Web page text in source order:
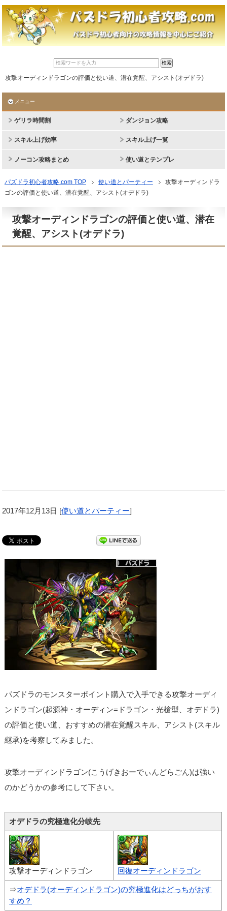
攻撃オーディンドラゴンの評価と使い道、潜在覚醒、アシスト(オデドラ)
メニュー
ゲリラ時間割 ダンジョン攻略
スキル上げ効率 スキル上げ一覧
ノーコン攻略まとめ 使い道とテンプレ
パズドラ初心者攻略.com TOP 使い道とパーティー
攻撃オーディンドラ
ゴンの評価と使い道、潜在覚醒、アシスト(オデドラ)
攻撃オーディンドラゴンの評価と使い道、潜在
覚醒、アシスト(オデドラ)
2017年12月13日 [使い道とパーティー]
パズドラのモンスターポイント購入で入手できる攻撃オーディ
ンドラゴン(起源神・オーディン=ドラゴン・光槍型、オデドラ)
の評価と使い道、おすすめの潜在覚醒スキル、アシスト(スキル
継承)を考察してみました。
攻撃オーディンドラゴン(こうげきおーでぃんどらごん)は強い
のかどうかの参考にして下さい。
オデドラの究極進化分岐先
攻撃オーディンドラゴン 回復オーディンドラゴン
⇒オデドラ(オーディンドラゴン)の究極進化はどっちがおす
すめ？